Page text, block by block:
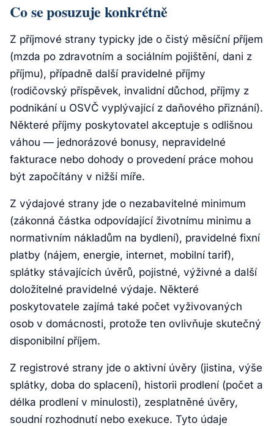
Co se posuzuje konkrétně
Z příjmové strany typicky jde o čistý měsíční příjem
(mzda po zdravotním a sociálním pojištění, dani z
příjmu), případně další pravidelné příjmy
(rodičovský příspěvek, invalidní důchod, příjmy z
podnikání u OSVČ vyplývající z daňového přiznání).
Některé příjmy poskytovatel akceptuje s odlišnou
váhou — jednorázové bonusy, nepravidelné
fakturace nebo dohody o provedení práce mohou
být započítány v nižší míře.
Z výdajové strany jde o nezabavitelné minimum
(zákonná částka odpovídající životnímu minimu a
normativním nákladům na bydlení), pravidelné fixní
platby (nájem, energie, internet, mobilní tarif),
splátky stávajících úvěrů, pojistné, výživné a další
doložitelné pravidelné výdaje. Některé
poskytovatele zajímá také počet vyživovaných
osob v domácnosti, protože ten ovlivňuje skutečný
disponibilní příjem.
Z registrové strany jde o aktivní úvěry (jistina, výše
splátky, doba do splacení), historii prodlení (počet a
délka prodlení v minulosti), zesplatněné úvěry,
soudní rozhodnutí nebo exekuce. Tyto údaje